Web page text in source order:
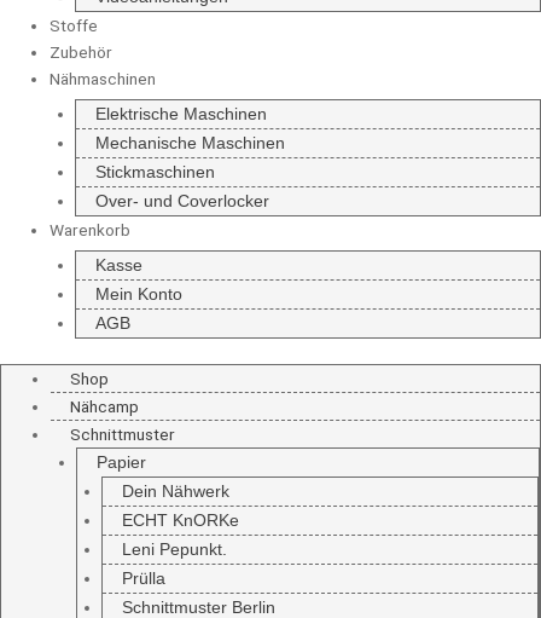
Stoffe
Zubehör
Nähmaschinen
Elektrische Maschinen
Mechanische Maschinen
Stickmaschinen
Over- und Coverlocker
Warenkorb
Kasse
Mein Konto
AGB
Shop
Nähcamp
Schnittmuster
Papier
Dein Nähwerk
ECHT KnORKe
Leni Pepunkt.
Prülla
Schnittmuster Berlin